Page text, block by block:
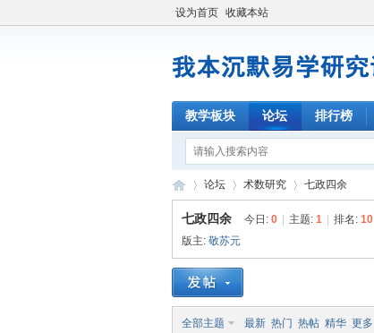
设为首页 收藏本站
教学板块 论坛 排行榜
我 »
论坛
›
术数研究
›
七政四余
七政四余 今日: 0 主题: 1 排名: 10
版主: 敬苏元
全部主题 最新 热门 热帖 精华 更多